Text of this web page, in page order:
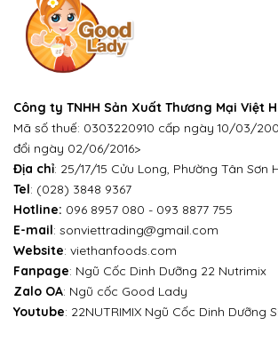
Công ty TNHH Sản Xuất Thương Mại Việt
Mã số thuế: 0303220910 cấp ngày 10/03/
đổi ngày 02/06/2016>
Địa chỉ: 25/17/15 Cửu Long, Phường Tân Sơn
Tel: (028) 3848 9367
Hotline: 096 8957 080 - 093 8877 755
E-mail: sonviettrading@gmail.com
Website: viethanfoods.com
Fanpage: Ngũ Cốc Dinh Dưỡng 22 Nutrimix
Zalo OA: Ngũ cốc Good Lady
Youtube: 22NUTRIMIX Ngũ Cốc Dinh Dưỡng